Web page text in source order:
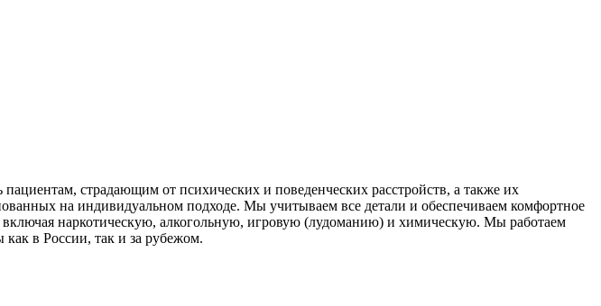
страдающим от психических и поведенческих расстройств, а также их
на индивидуальном подходе. Мы учитываем все детали и обеспечиваем комфортное
наркотическую, алкогольную, игровую (лудоманию) и химическую. Мы работаем
в России, так и за рубежом.